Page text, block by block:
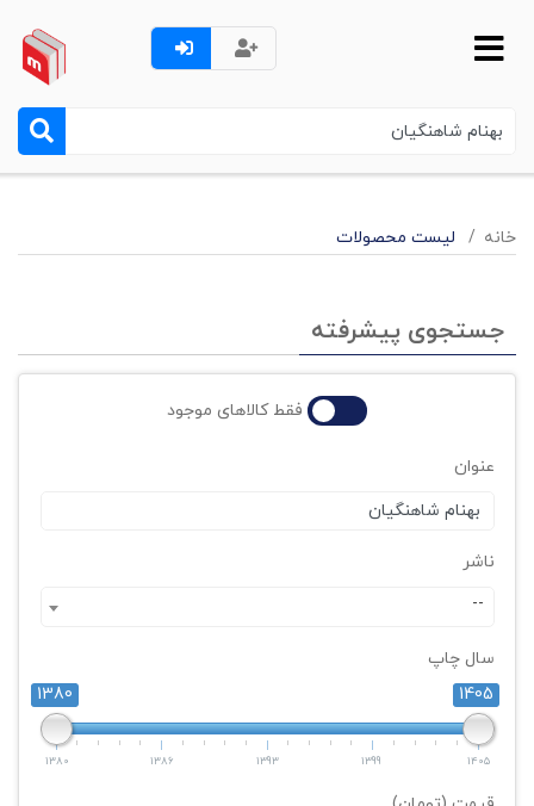
خانه لیست محصولات
جستجوی پیشرفته
فقط کالاهای موجود
عنوان
ناشر
--
سال چاپ
1380
1405
1380 1386 1393 1399 1405